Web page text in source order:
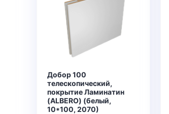
Добор 100
телескопический,
покрытие Ламинатин
(ALBERO) (белый,
10*100, 2070)